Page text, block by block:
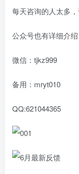
每天咨询的人太多
公众号也有详细介
微信：tjkz999
备用：mryt010
QQ:621044365